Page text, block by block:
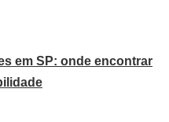
em SP: onde encontrar